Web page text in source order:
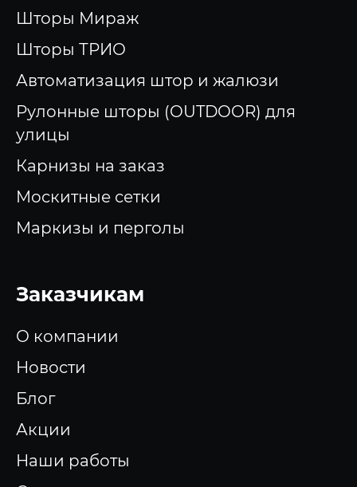
Шторы Мираж
Шторы ТРИО
Автоматизация штор и жалюзи
Рулонные шторы (OUTDOOR) для
улицы
Карнизы на заказ
Москитные сетки
Маркизы и перголы
Заказчикам
О компании
Новости
Блог
Акции
Наши работы